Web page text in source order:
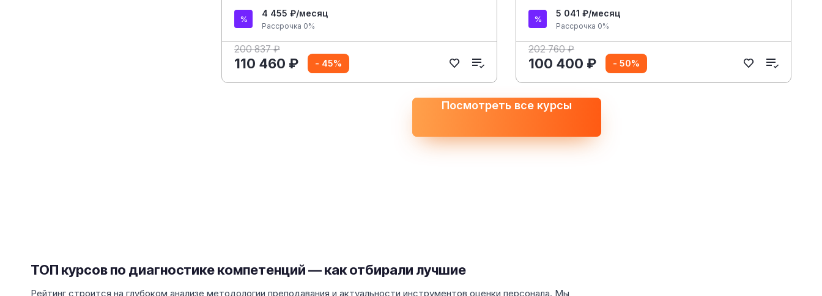
4 455 ₽/месяц
Рассрочка 0%
200 837 ₽
110 460 ₽ - 45%
5 041 ₽/месяц
Рассрочка 0%
202 760 ₽
100 400 ₽ - 50%
Посмотреть все курсы
ТОП курсов по диагностике компетенций — как отбирали лучшие
Рейтинг строится на глубоком анализе методологии преподавания и актуальности инструментов оценки персонала. Мы